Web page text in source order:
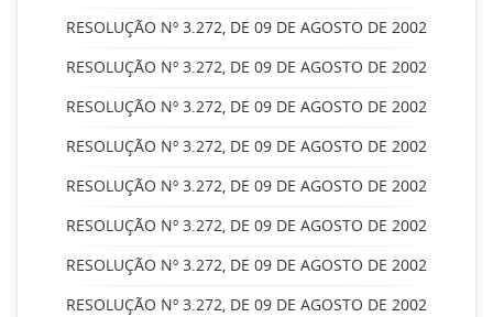
RESOLUÇÃO Nº 3.272, DE 09 DE AGOSTO DE 2002
RESOLUÇÃO Nº 3.272, DE 09 DE AGOSTO DE 2002
RESOLUÇÃO Nº 3.272, DE 09 DE AGOSTO DE 2002
RESOLUÇÃO Nº 3.272, DE 09 DE AGOSTO DE 2002
RESOLUÇÃO Nº 3.272, DE 09 DE AGOSTO DE 2002
RESOLUÇÃO Nº 3.272, DE 09 DE AGOSTO DE 2002
RESOLUÇÃO Nº 3.272, DE 09 DE AGOSTO DE 2002
RESOLUÇÃO Nº 3.272, DE 09 DE AGOSTO DE 2002